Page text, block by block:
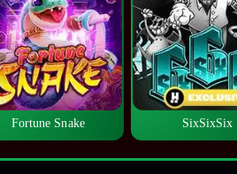
Fortune Snake SixSixSix